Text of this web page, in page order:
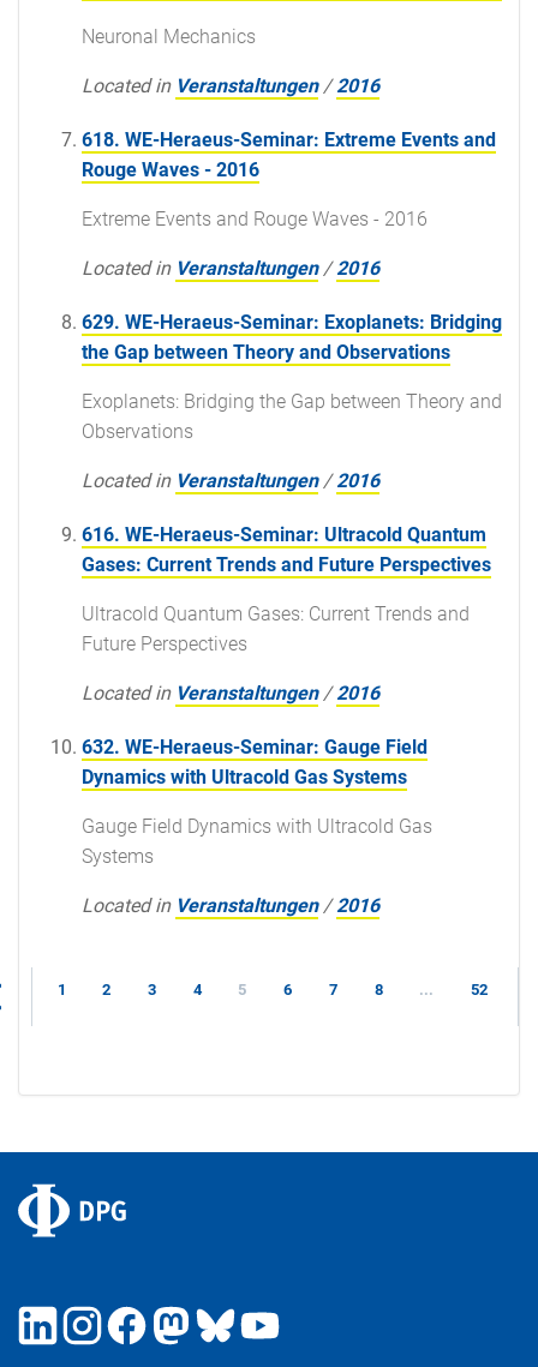
Neuronal Mechanics
Located in Veranstaltungen /2016
618. WE-Heraeus-Seminar: Extreme Events and
Rouge Waves - 2016
Extreme Events and Rouge Waves - 2016
Located in Veranstaltungen /2016
629. WE-Heraeus-Seminar: Exoplanets: Bridging
the Gap between Theory and Observations
Exoplanets: Bridging the Gap between Theory and
Observations
Located in Veranstaltungen /2016
616. WE-Heraeus-Seminar: Ultracold Quantum
Gases: Current Trends and Future Perspectives
Ultracold Quantum Gases: Current Trends and
Future Perspectives
Located in Veranstaltungen /2016
632. WE-Heraeus-Seminar: Gauge Field
Dynamics with Ultracold Gas Systems
Gauge Field Dynamics with Ultracold Gas
Systems
Located in Veranstaltungen /2016
1 2 3 4 5 6 7 8 ... 52